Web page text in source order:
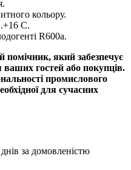
кольору.
C.
R600a.
який забезпечує
ваших гостей або покупців.
промислового
для сучасних
за домовленістю